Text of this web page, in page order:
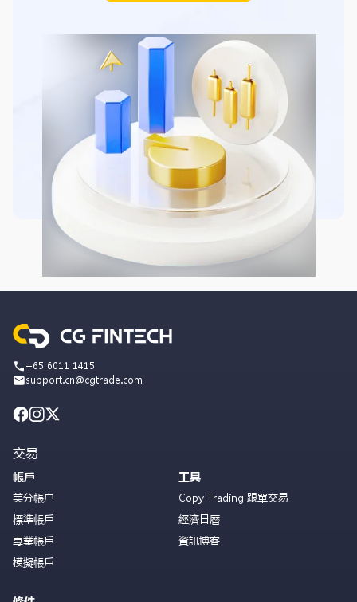
+65 6011 1415
support.cn@cgtrade.com
交易
帳戶
美分帳户
標準帳戶
專業帳戶
模擬帳戶
工具
Copy Trading 跟單交易
經濟日曆
資訊博客